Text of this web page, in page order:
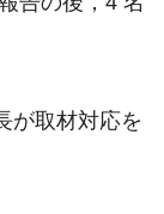
が取材対応を